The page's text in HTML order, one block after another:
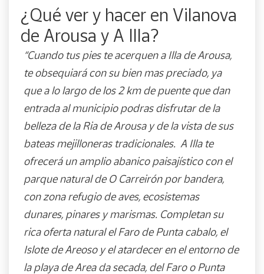
¿Qué ver y hacer en Vilanova
de Arousa y A Illa?
“Cuando tus pies te acerquen a Illa de Arousa,
te obsequiará con su bien mas preciado, ya
que a lo largo de los 2 km de puente que dan
entrada al municipio podras disfrutar de la
belleza de la Ria de Arousa y de la vista de sus
bateas mejilloneras tradicionales. A Illa te
ofrecerá un amplio abanico paisajístico con el
parque natural de O Carreirón por bandera,
con zona refugio de aves, ecosistemas
dunares, pinares y marismas. Completan su
rica oferta natural el Faro de Punta cabalo, el
Islote de Areoso y el atardecer en el entorno de
la playa de Area da secada, del Faro o Punta